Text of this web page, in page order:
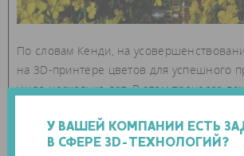
У ВАШЕЙ КОМПАНИИ ЕСТЬ
В СФЕРЕ 3D-ТЕХНОЛОГИЙ?
По словам Кенди, на
на 3D-принтере цветов для успешного
ушло несколько лет. В этом процессе
есть несколько способов распознавать
показали, что насекомых больше